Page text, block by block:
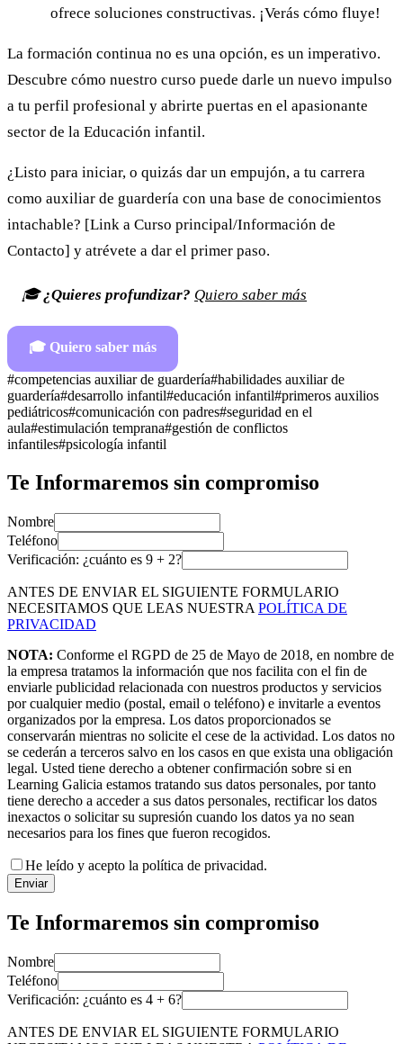
ofrece soluciones constructivas. ¡Verás cómo fluye!
La formación continua no es una opción, es un imperativo.
Descubre cómo nuestro curso puede darle un nuevo impulso
a tu perfil profesional y abrirte puertas en el apasionante
sector de la Educación infantil.
¿Listo para iniciar, o quizás dar un empujón, a tu carrera
como auxiliar de guardería con una base de conocimientos
intachable? [Link a Curso principal/Información de
Contacto] y atrévete a dar el primer paso.
🎓¿Quieres profundizar? Quiero saber más
🎓 Quiero saber más
#competencias auxiliar de guardería#habilidades auxiliar de
guardería#desarrollo infantil#educación infantil#primeros auxilios
pediátricos#comunicación con padres#seguridad en el
aula#estimulación temprana#gestión de conflictos
infantiles#psicología infantil
Te Informaremos sin compromiso
Nombre
Teléfono
Verificación: ¿cuánto es 9 + 2?
ANTES DE ENVIAR EL SIGUIENTE FORMULARIO
NECESITAMOS QUE LEAS NUESTRA POLÍTICA DE
PRIVACIDAD
NOTA: Conforme el RGPD de 25 de Mayo de 2018, en nombre de
la empresa tratamos la información que nos facilita con el fin de
enviarle publicidad relacionada con nuestros productos y servicios
por cualquier medio (postal, email o teléfono) e invitarle a eventos
organizados por la empresa. Los datos proporcionados se
conservarán mientras no solicite el cese de la actividad. Los datos no
se cederán a terceros salvo en los casos en que exista una obligación
legal. Usted tiene derecho a obtener confirmación sobre si en
Learning Galicia estamos tratando sus datos personales, por tanto
tiene derecho a acceder a sus datos personales, rectificar los datos
inexactos o solicitar su supresión cuando los datos ya no sean
necesarios para los fines que fueron recogidos.
He leído y acepto la política de privacidad.
Enviar
Te Informaremos sin compromiso
Nombre
Teléfono
Verificación: ¿cuánto es 4 + 6?
ANTES DE ENVIAR EL SIGUIENTE FORMULARIO